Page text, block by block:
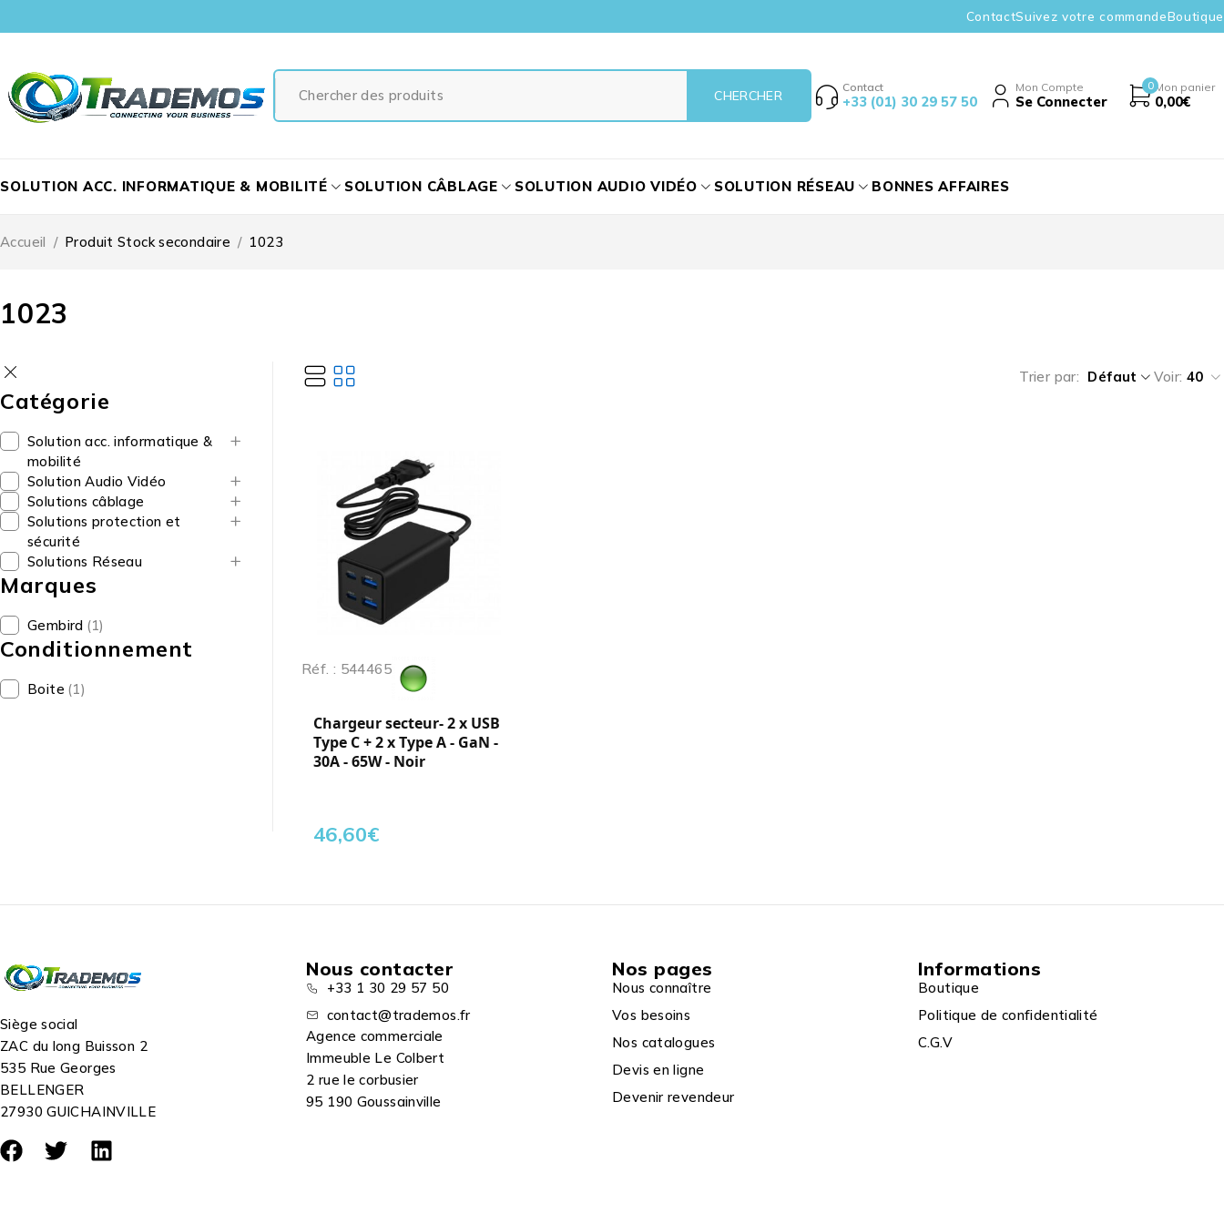
ContactSuivez votre commandeBoutique
Contact
+33 (01) 30 29 57 50
Mon Compte
Se Connecter
0 Mon panier
0,00€
SOLUTION ACC. INFORMATIQUE & MOBILITÉ SOLUTION CÂBLAGE SOLUTION AUDIO VIDÉO SOLUTION RÉSEAU BONNES AFFAIRES
1023
Accueil / Produit Stock secondaire / 1023
Catégorie
Solution acc. informatique &
mobilité
Solution Audio Vidéo
Solutions câblage
Solutions protection et
sécurité
Solutions Réseau
Marques
Gembird (1)
Conditionnement
Boite (1)
Trier par Défaut Voir: 40
Réf. : 544465
Chargeur secteur- 2 x USB
Type C + 2 x Type A - GaN -
30A - 65W - Noir
46,60€
Siège social
ZAC du long Buisson 2
535 Rue Georges
BELLENGER
27930 GUICHAINVILLE
Nous contacter
+33 1 30 29 57 50
contact@trademos.fr
Agence commerciale
Immeuble Le Colbert
2 rue le corbusier
95 190 Goussainville
Nos pages
Nous connaître
Vos besoins
Nos catalogues
Devis en ligne
Devenir revendeur
Informations
Boutique
Politique de confidentialité
C.G.V